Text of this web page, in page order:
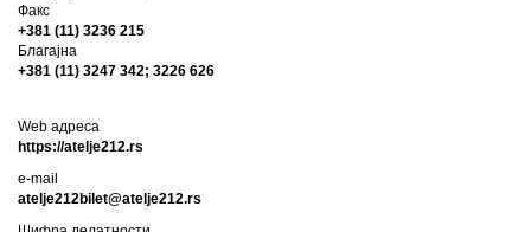
Факс
+381 (11) 3236 215
Благајна
+381 (11) 3247 342; 3226 626
Web адреса
https://atelje212.rs
e-mail
atelje212bilet@atelje212.rs